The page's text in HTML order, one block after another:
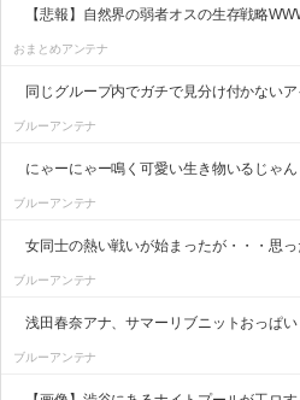
【悲報】自然界の弱者オスの生存戦略
おまとめアンテナ
同じグループ内でガチで見分け付かない
ブルーアンテナ
にゃーにゃー鳴く可愛い生き物いるじゃん
ブルーアンテナ
女同士の熱い戦いが始まったが・・・思
ブルーアンテナ
浅田春奈アナ、サマーリブニットおっぱ
ブルーアンテナ